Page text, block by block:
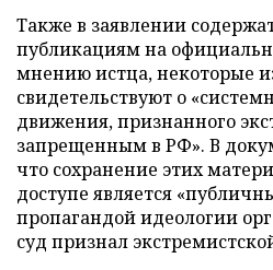
Также в заявлении
публикациям на
мнению истца, некоторые
свидетельствуют о
движения, признанного
запрещенным в РФ». В
что сохранение этих
доступе является
пропагандой идеологии
суд признал